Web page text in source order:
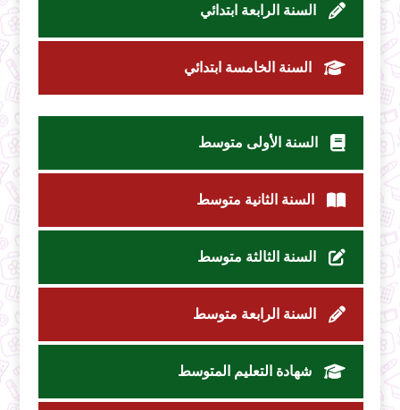
السنة الرابعة ابتدائي
السنة الخامسة ابتدائي
السنة الأولى متوسط
السنة الثانية متوسط
السنة الثالثة متوسط
السنة الرابعة متوسط
شهادة التعليم المتوسط